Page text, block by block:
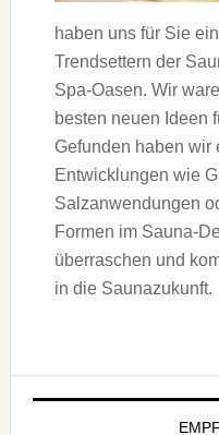
haben uns für Sie
Trendsettern der
Spa-Oasen. Wir
besten neuen Ideen
Gefunden haben wir
Entwicklungen wie
Salzanwendungen
Formen im Sauna-
überraschen und
in die Saunazukunft.